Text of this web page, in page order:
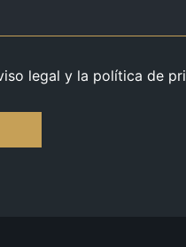
legal y la política de